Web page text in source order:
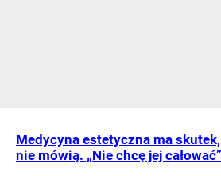
Medycyna estetyczna ma
nie mówią. „Nie chcę jej całować”